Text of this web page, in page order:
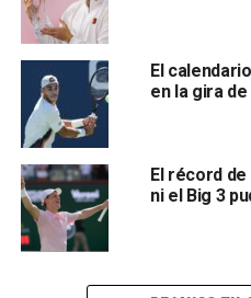
El
en la gira
El récord
ni el Big 3